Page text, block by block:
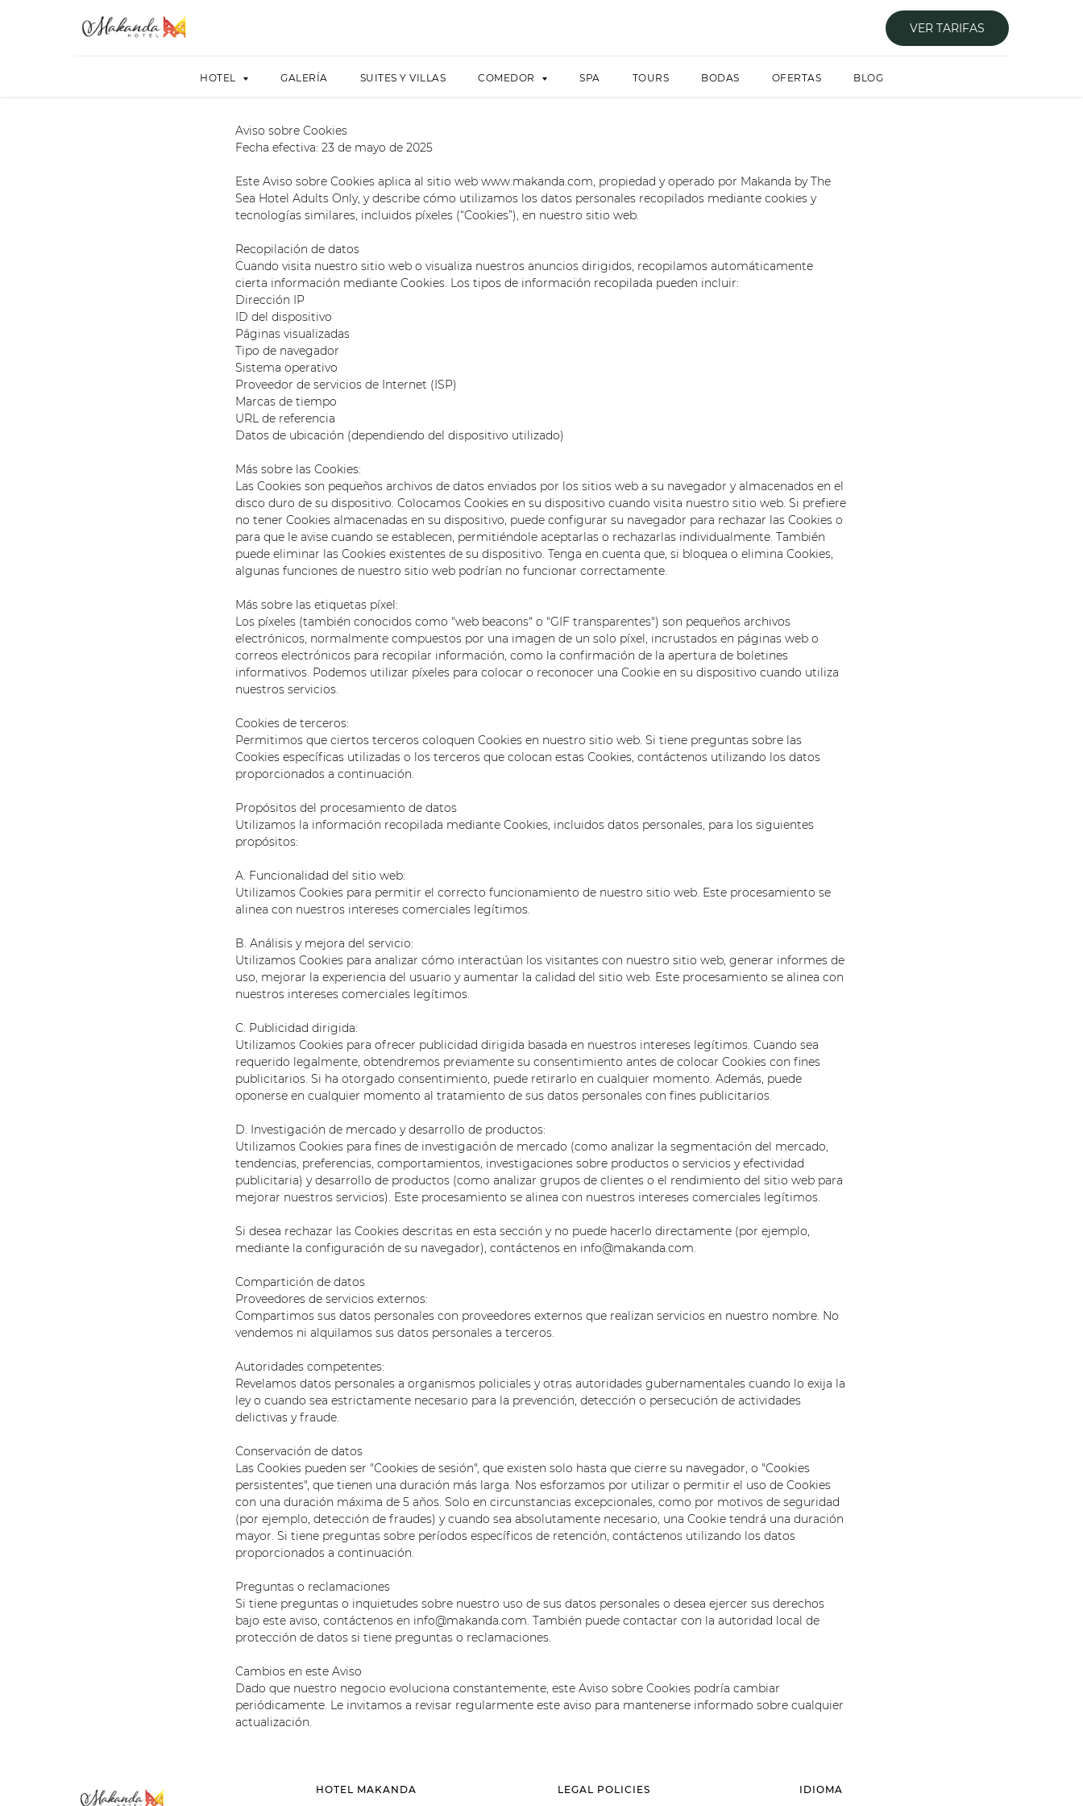
VER TARIFAS
HOTEL GALERÍA SUITES Y VILLAS COMEDOR SPA TOURS BODAS OFERTAS BLOG
Aviso sobre Cookies
Fecha efectiva: 23 de mayo de 2025
Este Aviso sobre Cookies aplica al sitio web www.makanda.com, propiedad y operado por Makanda by The
Sea Hotel Adults Only, y describe cómo utilizamos los datos personales recopilados mediante cookies y
tecnologías similares, incluidos píxeles (“Cookies”), en nuestro sitio web.
Recopilación de datos
Cuando visita nuestro sitio web o visualiza nuestros anuncios dirigidos, recopilamos automáticamente
cierta información mediante Cookies. Los tipos de información recopilada pueden incluir:
Dirección IP
ID del dispositivo
Páginas visualizadas
Tipo de navegador
Sistema operativo
Proveedor de servicios de Internet (ISP)
Marcas de tiempo
URL de referencia
Datos de ubicación (dependiendo del dispositivo utilizado)
Más sobre las Cookies:
Las Cookies son pequeños archivos de datos enviados por los sitios web a su navegador y almacenados en el
disco duro de su dispositivo. Colocamos Cookies en su dispositivo cuando visita nuestro sitio web. Si prefiere
no tener Cookies almacenadas en su dispositivo, puede configurar su navegador para rechazar las Cookies o
para que le avise cuando se establecen, permitiéndole aceptarlas o rechazarlas individualmente. También
puede eliminar las Cookies existentes de su dispositivo. Tenga en cuenta que, si bloquea o elimina Cookies,
algunas funciones de nuestro sitio web podrían no funcionar correctamente.
Más sobre las etiquetas píxel:
Los píxeles (también conocidos como "web beacons" o "GIF transparentes") son pequeños archivos
electrónicos, normalmente compuestos por una imagen de un solo píxel, incrustados en páginas web o
correos electrónicos para recopilar información, como la confirmación de la apertura de boletines
informativos. Podemos utilizar píxeles para colocar o reconocer una Cookie en su dispositivo cuando utiliza
nuestros servicios.
Cookies de terceros:
Permitimos que ciertos terceros coloquen Cookies en nuestro sitio web. Si tiene preguntas sobre las
Cookies específicas utilizadas o los terceros que colocan estas Cookies, contáctenos utilizando los datos
proporcionados a continuación.
Propósitos del procesamiento de datos
Utilizamos la información recopilada mediante Cookies, incluidos datos personales, para los siguientes
propósitos:
A. Funcionalidad del sitio web:
Utilizamos Cookies para permitir el correcto funcionamiento de nuestro sitio web. Este procesamiento se
alinea con nuestros intereses comerciales legítimos.
B. Análisis y mejora del servicio:
Utilizamos Cookies para analizar cómo interactúan los visitantes con nuestro sitio web, generar informes de
uso, mejorar la experiencia del usuario y aumentar la calidad del sitio web. Este procesamiento se alinea con
nuestros intereses comerciales legítimos.
C. Publicidad dirigida:
Utilizamos Cookies para ofrecer publicidad dirigida basada en nuestros intereses legítimos. Cuando sea
requerido legalmente, obtendremos previamente su consentimiento antes de colocar Cookies con fines
publicitarios. Si ha otorgado consentimiento, puede retirarlo en cualquier momento. Además, puede
oponerse en cualquier momento al tratamiento de sus datos personales con fines publicitarios.
D. Investigación de mercado y desarrollo de productos:
Utilizamos Cookies para fines de investigación de mercado (como analizar la segmentación del mercado,
tendencias, preferencias, comportamientos, investigaciones sobre productos o servicios y efectividad
publicitaria) y desarrollo de productos (como analizar grupos de clientes o el rendimiento del sitio web para
mejorar nuestros servicios). Este procesamiento se alinea con nuestros intereses comerciales legítimos.
Si desea rechazar las Cookies descritas en esta sección y no puede hacerlo directamente (por ejemplo,
mediante la configuración de su navegador), contáctenos en info@makanda.com.
Compartición de datos
Proveedores de servicios externos:
Compartimos sus datos personales con proveedores externos que realizan servicios en nuestro nombre. No
vendemos ni alquilamos sus datos personales a terceros.
Autoridades competentes:
Revelamos datos personales a organismos policiales y otras autoridades gubernamentales cuando lo exija la
ley o cuando sea estrictamente necesario para la prevención, detección o persecución de actividades
delictivas y fraude.
Conservación de datos
Las Cookies pueden ser "Cookies de sesión", que existen solo hasta que cierre su navegador, o "Cookies
persistentes", que tienen una duración más larga. Nos esforzamos por utilizar o permitir el uso de Cookies
con una duración máxima de 5 años. Solo en circunstancias excepcionales, como por motivos de seguridad
(por ejemplo, detección de fraudes) y cuando sea absolutamente necesario, una Cookie tendrá una duración
mayor. Si tiene preguntas sobre períodos específicos de retención, contáctenos utilizando los datos
proporcionados a continuación.
Preguntas o reclamaciones
Si tiene preguntas o inquietudes sobre nuestro uso de sus datos personales o desea ejercer sus derechos
bajo este aviso, contáctenos en info@makanda.com. También puede contactar con la autoridad local de
protección de datos si tiene preguntas o reclamaciones.
Cambios en este Aviso
Dado que nuestro negocio evoluciona constantemente, este Aviso sobre Cookies podría cambiar
periódicamente. Le invitamos a revisar regularmente este aviso para mantenerse informado sobre cualquier
actualización.
HOTEL MAKANDA LEGAL POLICIES IDIOMA